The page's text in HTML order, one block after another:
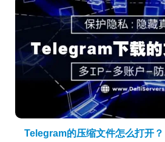
Telegram的压缩文件怎么打开？